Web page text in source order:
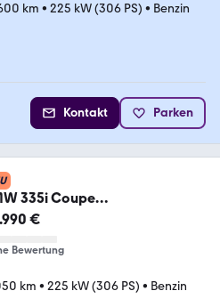
km • 225 kW (306 PS) • Benzin
Kontakt Parken
335i Coupe
€
Bewertung
km • 225 kW (306 PS) • Benzin